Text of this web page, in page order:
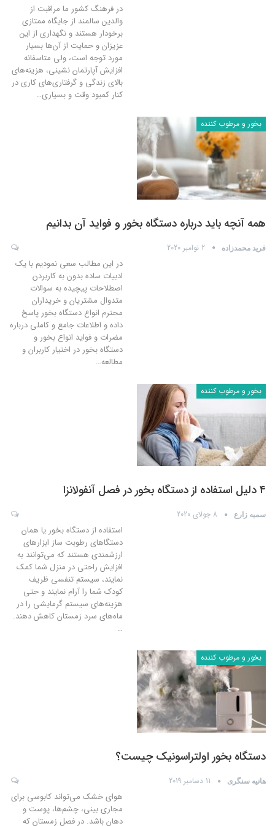
در فرهنگ کشور ما مراقبت از
والدین سالمند از جایگاه ممتازی
برخودار هستند و نگهداری از این
عزیزان و حمایت از آن‌ها بسیار
مورد توجه است، ولی متاسفانه
افزایش آپارتمان نشینی، هزینه‌های
بالای زندگی و گرفتاری‌های کاری در
کنار کمبود وقت و بسیاری…
بخور و مرطوب کننده
همه آنچه باید درباره دستگاه بخور و فواید آن بدانیم
فرید محمدزاده 2 نوامبر 2020
در این مطالب سعی نمودیم با یک
ادبیات ساده بدون به کاربردن
اصطلاحات پیچیده به سوالات
متدوال مشتریان و خریداران
محترم انواع دستگاه بخور پاسخ
داده و اطلاعات جامع و کاملی درباره
مضرات و فواید انواع بخور و
دستگاه بخور در اختیار کاربران و
مطالعه…
بخور و مرطوب کننده
۴ دلیل استفاده از دستگاه بخور در فصل آنفولانزا
سمیه زارع 8 جولای 2020
استفاده از دستگاه بخور یا همان
دستگاهای رطوبت ساز ابزارهای
ارزشمندی هستند که می‌توانند به
افزایش راحتی در منزل شما کمک
نمایند، سیستم تنفسی ظریف
کودک شما را آرام نمایند و حتی
هزینه‌های سیستم گرمایشی را در
ماه‌های سرد زمستان کاهش دهند.
…
بخور و مرطوب کننده
دستگاه بخور اولتراسونیک چیست؟
هانیه سنگری 11 دسامبر 2019
هوای خشک می‌تواند کابوسی برای
مجاری بینی، چشم‌ها، پوست و
دهان باشد. در فصل زمستان که